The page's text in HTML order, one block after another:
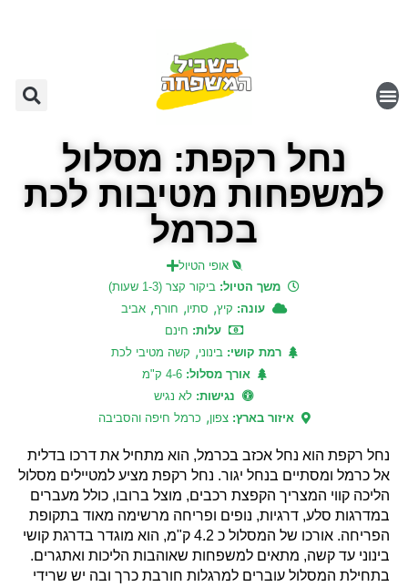
נחל רקפת: מסלול
למשפחות מטיבות לכת
בכרמל
אופי הטיול
משך הטיול: ביקור קצר (1-3 שעות)
עונה: קיץ, סתיו, חורף, אביב
עלות: חינם
רמת קושי:בינוני, קשה מטיבי לכת
אורך מסלול:4-6 ק"מ
נגישות: לא נגיש
איזור בארץ:צפון, כרמל חיפה והסביבה
נחל רקפת הוא נחל אכזב בכרמל, הוא מתחיל את דרכו בדלית
אל כרמל ומסתיים בנחל יגור. נחל רקפת מציע למטיילים מסלול
הליכה קווי המצריך הקפצת רכבים, מוצל ברובו, כולל מעברים
במדרגות סלע, דרגיות, נופים ופריחה מרשימה מאוד בתקופת
הפריחה. אורכו של המסלול כ 4.2 ק"מ, הוא מוגדר בדרגת קושי
בינוני עד קשה, מתאים למשפחות שאוהבות הליכות ואתגרים.
בתחילת המסלול עוברים למרגלות חורבת כרך ובה יש שרידי